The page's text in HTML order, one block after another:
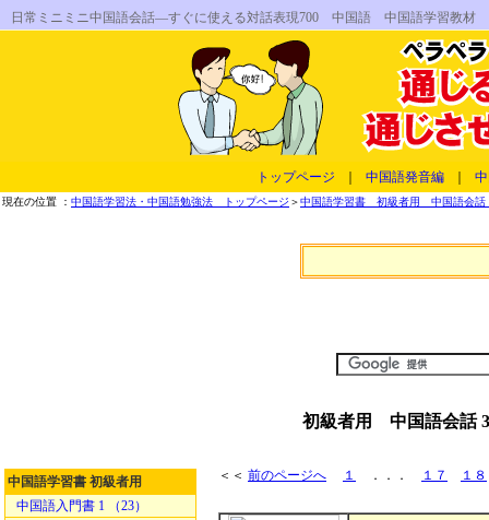
日常ミニミニ中国語会話―すぐに使える対話表現700 中国語 中国語学習
トップページ 中国語発音編
現在の位置 ： 中国語学習法・中国語勉強法 トップページ ＞中国語学習書 初級者用 中国語会話
初級者用 中国語会話
中国語学習書 初級者用
中国語入門書 1 （23）
＜＜ 前のページへ １ ．．． １７ １８